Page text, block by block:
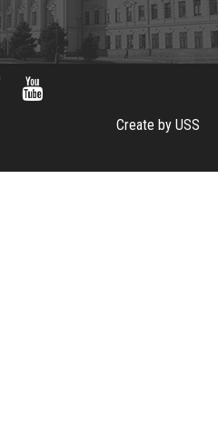
Create by USS